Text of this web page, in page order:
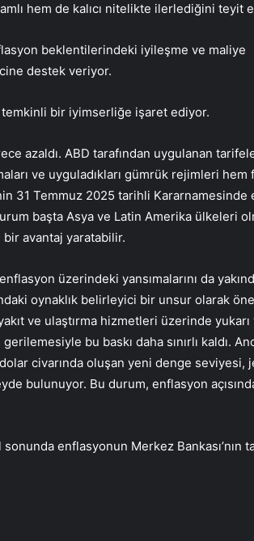
hem de kalıcı nitelikte ilerlediğini teyit
beklentilerindeki iyileşme ve maliye
destek veriyor.
temkinli bir iyimserliğe işaret ediyor.
azaldı. ABD tarafından uygulanan
ve uyguladıkları gümrük rejimleri hem
31 Temmuz 2025 tarihli Kararnamesinde
başta Asya ve Latin Amerika ülkeleri
bir avantaj yaratabilir.
üzerindeki yansımalarını da
oynaklık belirleyici bir unsur olarak öne
ve ulaştırma hizmetleri üzerinde yukarı
bu baskı daha sınırlı kaldı.
civarında oluşan yeni denge seviyesi,
bulunuyor. Bu durum, enflasyon
enflasyonun Merkez Bankası’nın